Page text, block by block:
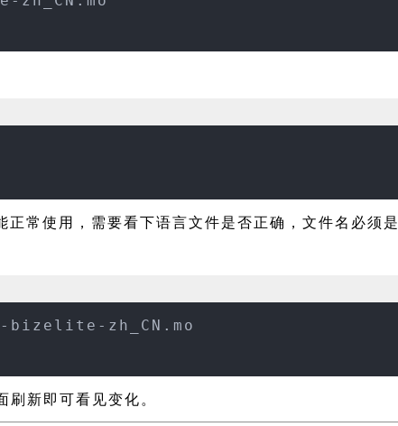
常使用，需要看下语言文件是否正确，文件名必
zh_CN.mo
新即可看见变化。